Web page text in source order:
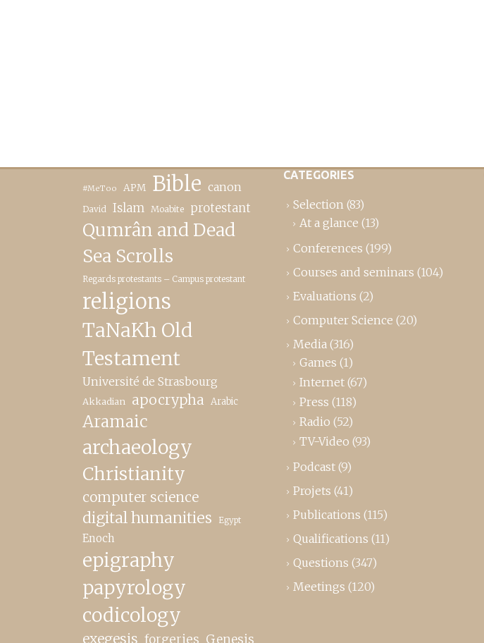
#MeToo APM Bible canon
David Islam Moabite protestant
Qumrân and Dead
Sea Scrolls
Regards protestants – Campus protestant
religions
TaNaKh Old
Testament
Université de Strasbourg
Akkadian apocrypha Arabic
Aramaic
archaeology
Christianity
computer science
digital humanities Egypt
Enoch
epigraphy
papyrology
codicology
exegesis forgeries Genesis
CATEGORIES
Selection (83)
At a glance (13)
Conferences (199)
Courses and seminars (104)
Evaluations (2)
Computer Science (20)
Media (316)
Games (1)
Internet (67)
Press (118)
Radio (52)
TV-Video (93)
Podcast (9)
Projets (41)
Publications (115)
Qualifications (11)
Questions (347)
Meetings (120)